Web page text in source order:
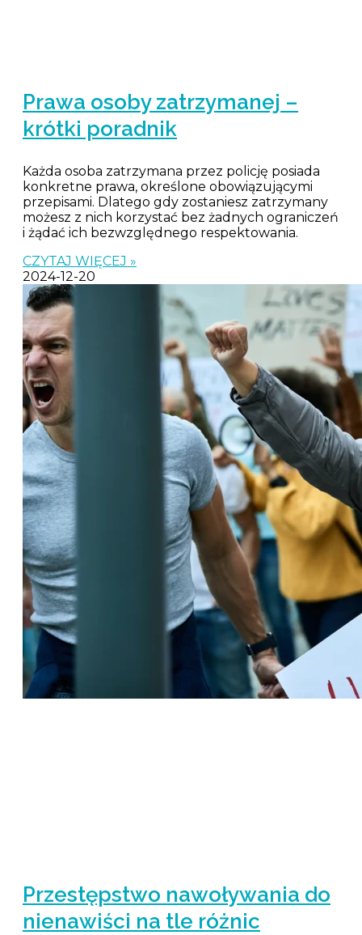
Prawa osoby zatrzymanej –
krótki poradnik
Każda osoba zatrzymana przez policję posiada
konkretne prawa, określone obowiązującymi
przepisami. Dlatego gdy zostaniesz zatrzymany
możesz z nich korzystać bez żadnych ograniczeń
i żądać ich bezwzględnego respektowania.
CZYTAJ WIĘCEJ »
2024-12-20
Przestępstwo nawoływania do
nienawiści na tle różnic